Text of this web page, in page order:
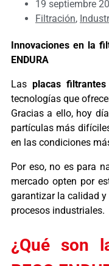
19 septiembre
Filtración,
Innovaciones en la
ENDURA
Lasplacas
tecnologías que
Gracias a ello, hoy
partículas más
en las condiciones
Por eso, no es para
mercado opten por
garantizar la calidad
procesos industriales.
¿Qué son